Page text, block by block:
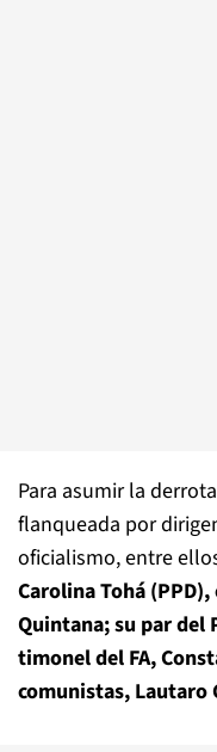
Para asumir la
flanqueada por
oficialismo, entre
Carolina Tohá
Quintana; su par del
timonel del FA,
comunistas, Lautaro